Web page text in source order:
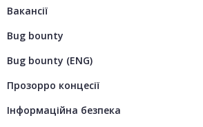
Вакансії
Bug bounty
Bug bounty (ENG)
Прозорро концесії
Інформаційна безпека